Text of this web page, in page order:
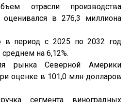
отрасли производства
оценивался в 276,3 миллиона
в период с 2025 по 2032 год
на 6,12%.
рынка Северной Америки
оценке в 101,0 млн долларов
сегмента виноградных